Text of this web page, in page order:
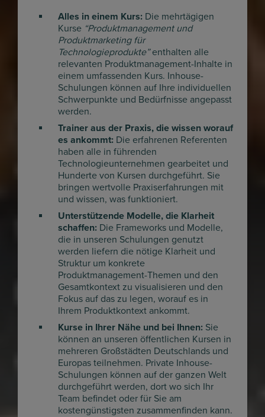
Alles in einem Kurs: Die mehrtägigen
Kurse “Produktmanagement und
Produktmarketing für
Technologieprodukte”enthalten alle
relevanten Produktmanagement-Inhalte in
einem umfassenden Kurs. Inhouse-
Schulungen können auf Ihre individuellen
Schwerpunkte und Bedürfnisse angepasst
werden.
Trainer aus der Praxis, die wissen worauf
es ankommt: Die erfahrenen Referenten
haben alle in führenden
Technologieunternehmen gearbeitet und
Hunderte von Kursen durchgeführt. Sie
bringen wertvolle Praxiserfahrungen mit
und wissen, was funktioniert.
Unterstützende Modelle, die Klarheit
schaffen: Die Frameworks und Modelle,
die in unseren Schulungen genutzt
werden liefern die nötige Klarheit und
Struktur um konkrete
Produktmanagement-Themen und den
Gesamtkontext zu visualisieren und den
Fokus auf das zu legen, worauf es in
Ihrem Produktkontext ankommt.
Kurse in Ihrer Nähe und bei Ihnen: Sie
können an unseren öffentlichen Kursen in
mehreren Großstädten Deutschlands und
Europas teilnehmen. Private Inhouse-
Schulungen können auf der ganzen Welt
durchgeführt werden, dort wo sich Ihr
Team befindet oder für Sie am
kostengünstigsten zusammenfinden kann.